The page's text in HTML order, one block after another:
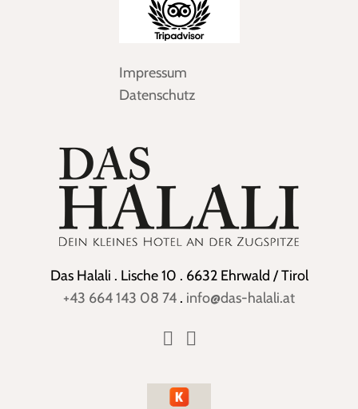
Impressum
Datenschutz
Das Halali . Lische 10 . 6632 Ehrwald / Tirol
+43 664 143 08 74 . info@das-halali.at